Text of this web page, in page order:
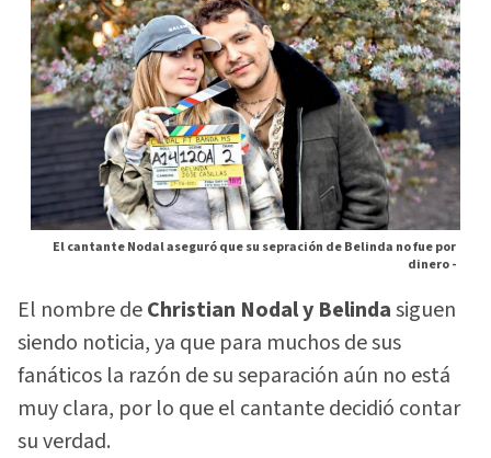
El cantante Nodal aseguró que su sepración de Belinda no fue por
dinero -
El nombre deChristian Nodal y Belindasiguen
siendo noticia, ya que para muchos de sus
fanáticos la razón de su separación aún no está
muy clara, por lo que el cantante decidió contar
su verdad.